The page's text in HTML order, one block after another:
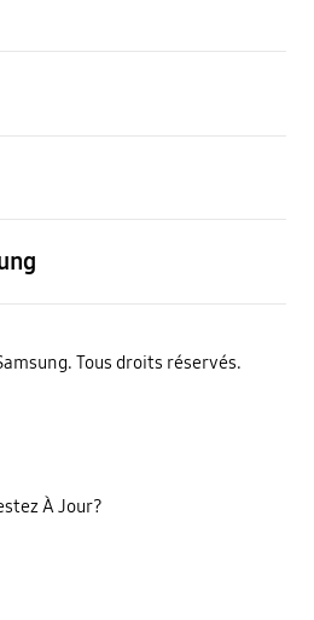
Tous droits réservés.
À Jour?